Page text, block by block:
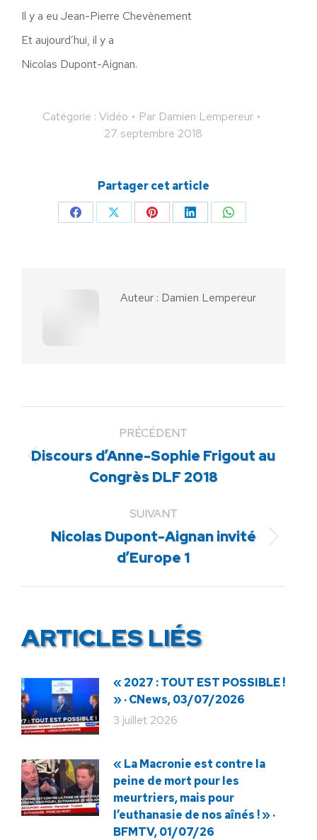
Il y a eu Jean-Pierre Chevènement
Et aujourd’hui, il y a
Nicolas Dupont-Aignan.
Catégorie : Vidéo Par Damien Lempereur
27 septembre 2018
Partager cet article
PartagerPartagerPartagerPartagerPartager
Auteur : Damien Lempereur
PRÉCÉDENT
Article
précédent
Discours d’Anne-Sophie Frigout au
Congrès DLF 2018
SUIVANT
Article
suivant
Nicolas Dupont-Aignan invité
d’Europe 1
ARTICLES LIÉS
« 2027 : TOUT EST POSSIBLE !
» · CNews, 03/07/2026
3 juillet 2026
« La Macronie est contre la
peine de mort pour les
meurtriers, mais pour
l’euthanasie de nos aînés ! » ·
BFMTV, 01/07/26